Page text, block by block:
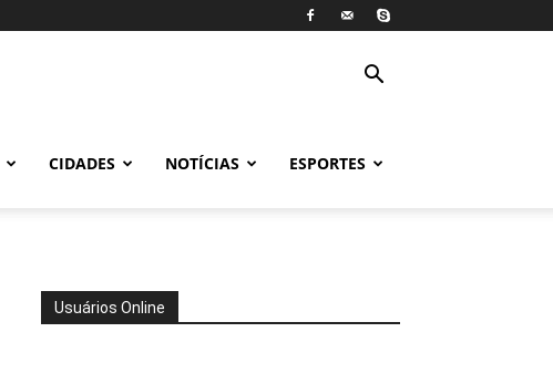
CIDADES NOTÍCIAS ESPORTES
Usuários Online